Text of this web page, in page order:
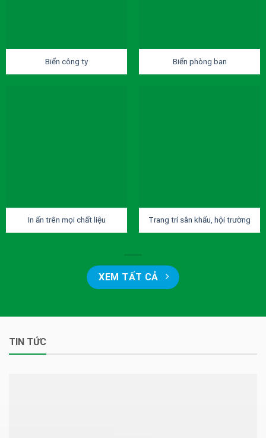
Biển công ty Biển phòng ban
In ấn trên mọi chất liệu Trang trí sân khấu, hội trường
XEM TẤT CẢ
TIN TỨC